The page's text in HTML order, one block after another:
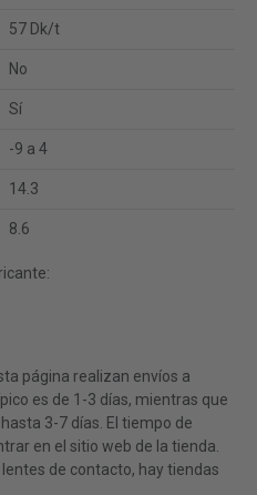
57 Dk/t
No
Sí
-9 a 4
14.3
8.6
página realizan envíos a
es de 1-3 días, mientras que
3-7 días. El tiempo de
en el sitio web de la tienda.
de contacto, hay tiendas